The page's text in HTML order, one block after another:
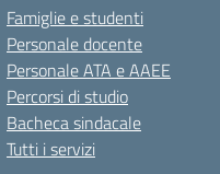
Famiglie e studenti
Personale docente
Personale ATA e AAEE
Percorsi di studio
Bacheca sindacale
Tutti i servizi